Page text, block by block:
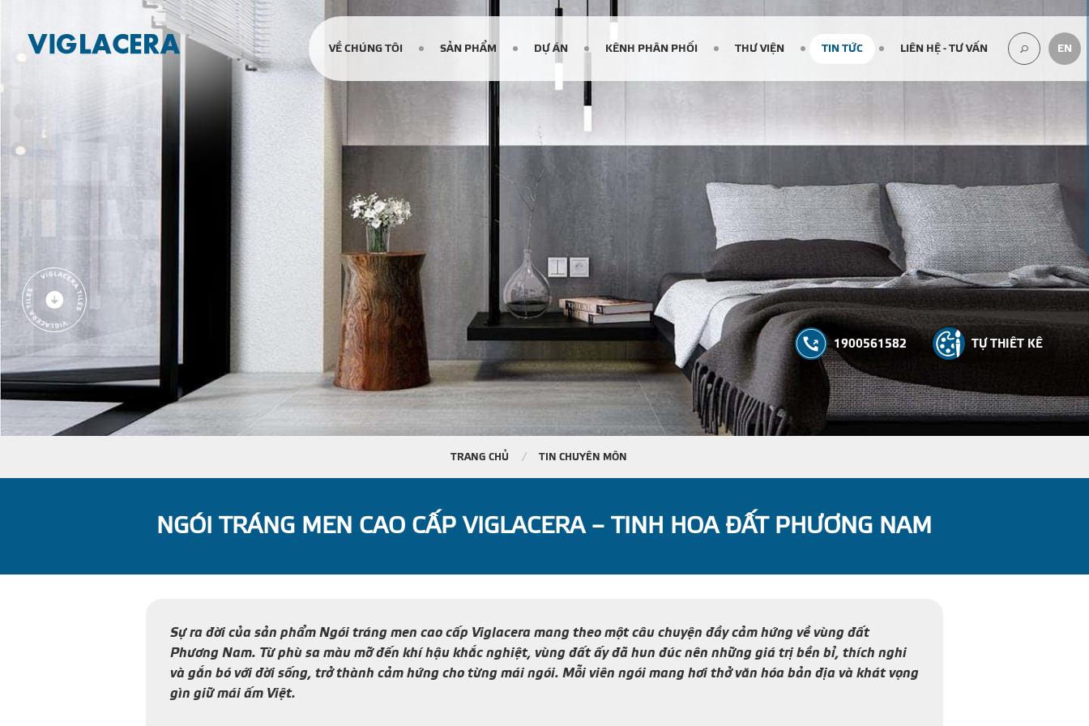
VỀ CHÚNG TÔI SẢN PHẨM DỰ ÁN KÊNH PHÂN PHỐI THƯ VIỆN TIN TỨC LIÊN HỆ - TƯ VẤN EN
1900561582 TỰ THIẾT KẾ
TRANG CHỦ TIN CHUYÊN MÔN
NGÓI TRÁNG MEN CAO CẤP VIGLACERA – TINH HOA ĐẤT PHƯƠNG NAM
Sự ra đời của sản phẩm Ngói tráng men cao cấp Viglacera mang theo một câu chuyện đầy cảm hứng về vùng đất
Phương Nam. Từ phù sa màu mỡ đến khí hậu khắc nghiệt, vùng đất ấy đã hun đúc nên những giá trị bền bỉ, thích nghi
và gắn bó với đời sống, trở thành cảm hứng cho từng mái ngói. Mỗi viên ngói mang hơi thở văn hóa bản địa và khát vọng
gìn giữ mái ấm Việt.